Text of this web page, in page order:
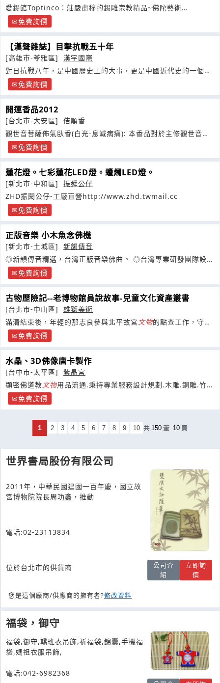
愛錫館Toptinco：莊嚴肅穆的錫雕宗教精品~佛陀藝術
品.FinePewterReligiousArts
免費詢價
【漢聲雜誌】目擊抗戰五十年
[高雄市-苓雅區]
漢宇國際
對日抗戰八年，是中國歷史上的大事，更是中國近代史的一個重
要的轉捩點
免費詢價
開運香品2012
[台北市-大安區]
佶順香
觀世音菩薩佈氣臥香(白光-息滅病痛): 本香品對於主修觀世音菩
薩 免費詢價
蓮花燈。七彩蓮花LED燈。蠟燭LED燈。
[新北市-中和區]
振舜公仔
ZHD振閎公仔-工廠直營http://www.zhd.twmail.cc
免費詢價
正版音樂 小木魚念佛機
[新北市-土城區]
新韻傳音
◎新韻傳音精選，台灣正版音樂佛曲。 ◎台灣專業研發團隊設
計、監製
免費詢價
古物歷險記--老博物館員說故事-兒童文化資產叢書
[台北市-中山區]
雄獅美術
滿清結束後，年輕的那志良參與北平故宮 文物的點查工作，守護
文物歷經戰亂流離，一物不損地運到台灣，並且一輩子從事古物
研究
免費詢價
水晶、3D佛像唐卡製作
[台中市-太平區]
紫晶宮
顯密佛道教 文物用品流通.秉持專業服務設計規劃.木雕.銅雕.竹
雕.佛像法器.天然礦石.水晶.孔雀石.玉雕
免費詢價
1 2 3 4 5 6 7 8 9 10 共 150 筆 10 頁
世界書局股份有限公司
2011年，中華民國建國一百年慶，國立故
宮博物院院長周功鑫，推動
電話:02-23113834
位於台北市的供貨商
公司介
紹
立即詢
價
您是這個廠商/供應商的擁有者?修改資料
福袋，御守
福袋,御守,轎班衣吊飾,祈福袋,錦囊,手機福
袋,媽祖衣服吊飾,
電話:042-6982368